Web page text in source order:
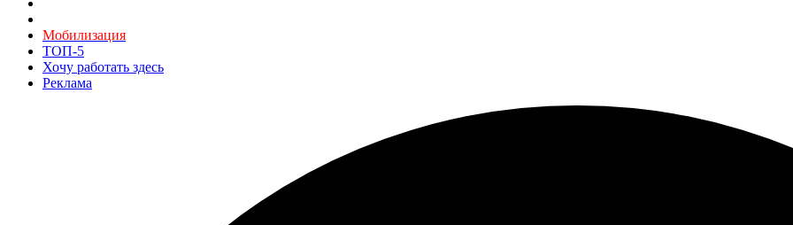
Мобилизация
ТОП-5
Хочу работать здесь
Реклама